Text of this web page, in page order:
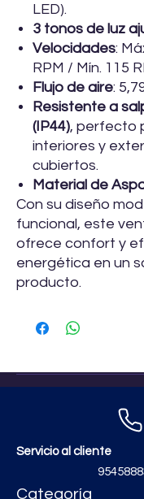
LED).
3 tonos de luz
Velocidades:
RPM / Mín. 115
Flujo de aire:
Resistente a
(IP44), perfecto
interiores y
cubiertos.
Material de
Con su diseño
funcional, este
ofrece confort y
energética en un
producto.
Servicio al cliente
Categoría